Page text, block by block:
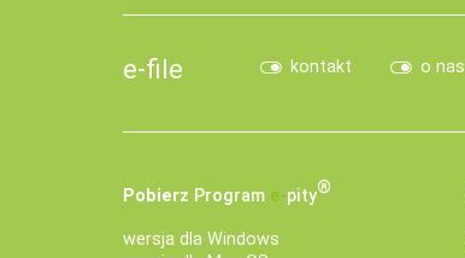
e-file kontakt o nas
Pobierz Program e‑pity®
wersja dla Windows